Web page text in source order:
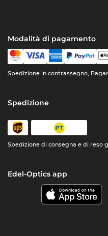
Modalità di pagamento
Spedizione in contrassegno,
Spedizione
Spedizione di consegna e di reso
Edel-Optics app